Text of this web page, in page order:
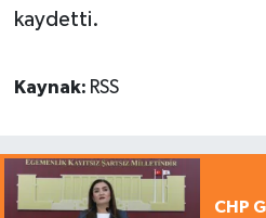
kaydetti.
Kaynak: RSS
CHP